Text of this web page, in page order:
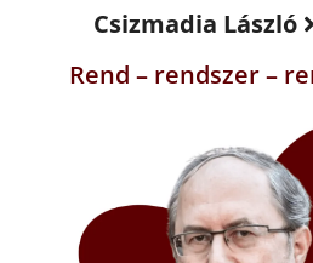
Csizmadia László
Rend – rendszer –